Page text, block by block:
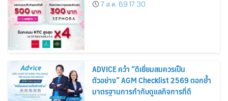
Cosmetics Rises 26%
7 ส.ค. 69 17:30
ADVICE คว้า “ดีเยี่ยมสมควรเป็น
ตัวอย่าง” AGM Checklist 2569 ตอกย้ำ
มาตรฐานการกำกับดูแลกิจการที่ดี